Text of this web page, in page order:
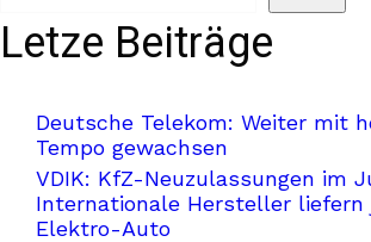
Letze Beiträge
Deutsche Telekom: Weiter mit
Tempo gewachsen
VDIK: KfZ-Neuzulassungen im
Internationale Hersteller liefern
Elektro-Auto